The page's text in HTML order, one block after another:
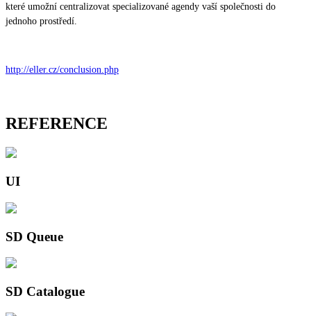
které umožní centralizovat specializované agendy vaší společnosti do
jednoho prostředí.
http://eller.cz/conclusion.php
REFERENCE
UI
SD Queue
SD Catalogue